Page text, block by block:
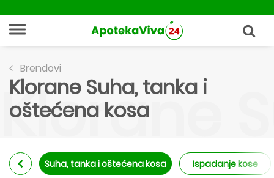
Brendovi
Klorane Suha, tanka i
oštećena kosa
Klorane
Suha, tanka i oštećena kosa Ispadanje kose